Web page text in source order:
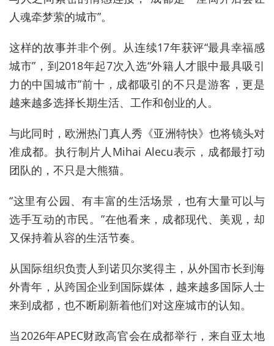
人魂牵梦萦的城市”。
这样的故事并非个例。从连续17年获评“最具幸福感
城市”，到2018年起7次入选“外籍人才眼中最具吸引
力的中国城市”前十，成都吸引的不只是游客，更是
越来越多选择长期生活、工作和创业的人。
与此同时，欧洲热门真人秀《亚洲特快》也将镜头对
准成都。执行制片人Mihai Alecu表示，成都最打动
团队的，不只是大熊猫。
“这里有公园、有丰富的生活场景，也有大量可以与
选手互动的市民。”在他看来，成都现代、美观，却
又保持着从容的生活节奏。
从国际组织负责人到诺贝尔奖得主，从外国市长到海
外青年，从跨国企业到国际媒体，越来越多国际人士
来到成都，也不断刷新着他们对这座城市的认知。
当2026年APEC财政高官会在成都举行，来自亚太地